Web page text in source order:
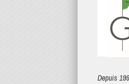
Depuis